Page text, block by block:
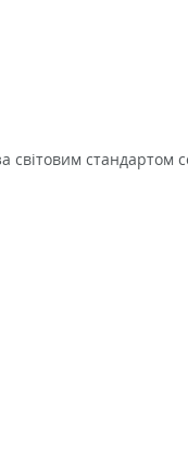
світовим